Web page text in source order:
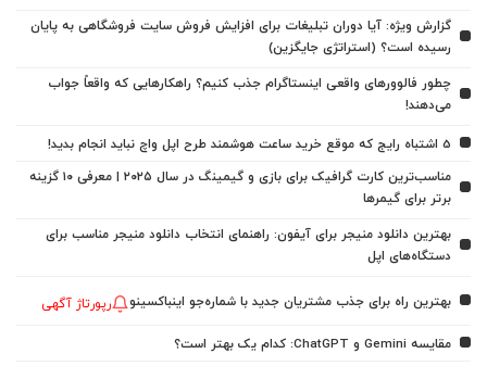
گزارش ویژه: آیا دوران تبلیغات برای افزایش فروش سایت فروشگاهی به پایان
رسیده است؟ (استراتژی جایگزین)
چطور فالوورهای واقعی اینستاگرام جذب کنیم؟ راهکارهایی که واقعاً جواب
می‌دهند!
5 اشتباه رایج که موقع خرید ساعت هوشمند طرح اپل واچ نباید انجام بدید!
مناسب‌ترین کارت گرافیک برای بازی و گیمینگ در سال ۲۰۲۵ | معرفی ۱۰ گزینه
برتر برای گیمرها
بهترین دانلود منیجر برای آیفون: راهنمای انتخاب دانلود منیجر مناسب برای
دستگاه‌های اپل
بهترین راه برای جذب مشتریان جدید با شماره‌جو اینباکسینو رپورتاژ آگهی
مقایسه Gemini و ChatGPT: کدام یک بهتر است؟